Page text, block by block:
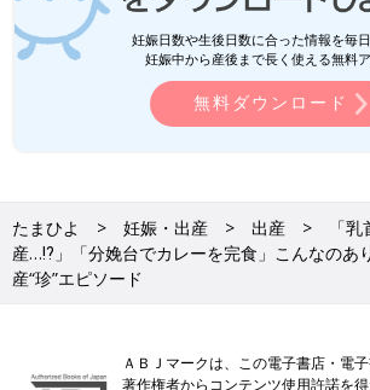
妊娠日数や生後日数に合った情報を毎
妊娠中から産後まで長く使える無料
無料ダウンロード
たまひよ 妊娠・出産 出産
「
産…⁉」「分娩台でカレーを完食」こんなのあ
産“珍”エピソード
ＡＢＪマークは、この電子書店・電子
著作権者からコンテンツ使用許諾を